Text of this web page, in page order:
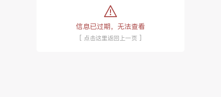
tip:
信息已过期，无法查看
[ 点击这里返回上一页 ]